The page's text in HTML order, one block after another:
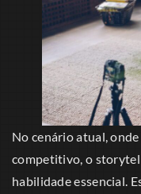
No cenário atual,
competitivo, o
habilidade essencial.